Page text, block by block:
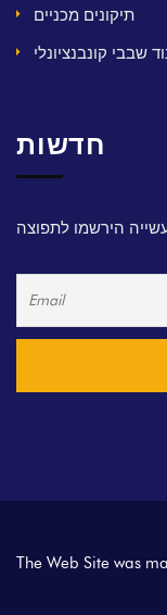
תיקונים מכניים
שבבי קונבנציונלי
חדשות
הירשמו לתפוצה
The Web Site was